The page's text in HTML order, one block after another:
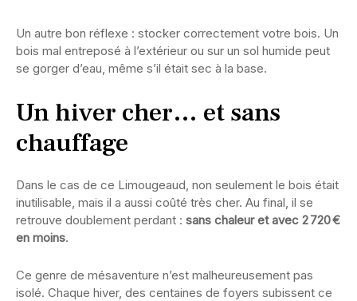
Un autre bon réflexe : stocker correctement votre bois. Un
bois mal entreposé à l’extérieur ou sur un sol humide peut
se gorger d’eau, même s’il était sec à la base.
Un hiver cher… et sans
chauffage
Dans le cas de ce Limougeaud, non seulement le bois était
inutilisable, mais il a aussi coûté très cher. Au final, il se
retrouve doublement perdant : sans chaleur et avec 2 720 €
en moins.
Ce genre de mésaventure n’est malheureusement pas
isolé. Chaque hiver, des centaines de foyers subissent ce